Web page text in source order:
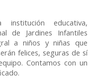
educativa,
de Jardines Infantiles
a niños y niñas que
felices, seguras de sí
Contamos con un